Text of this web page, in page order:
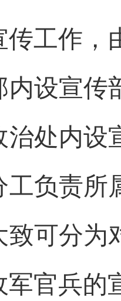
传工作，
内设宣传
治处内设
工负责所
致可分为
军官兵的